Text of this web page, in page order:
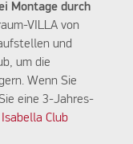
Montage durch
VILLA von
und
um die
Wenn Sie
eine 3-Jahres-
Isabella Club